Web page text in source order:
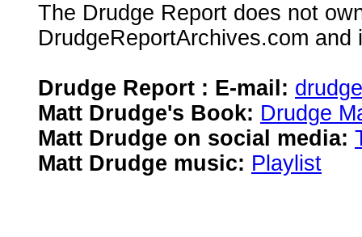
The Drudge Report does not
DrudgeReportArchives.com
Drudge Report : E-mail:
Matt Drudge's Book: Drudge
Matt Drudge on social media:
Matt Drudge music: Playlist